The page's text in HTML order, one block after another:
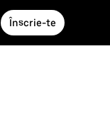
Înscrie-te